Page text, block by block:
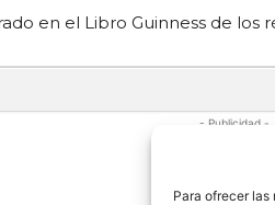
Para ofrecer
en el Libro Guinness de
- Publicidad -